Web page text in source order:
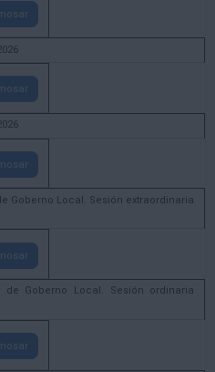
de Goberno Local. Sesión extraordinaria
de Goberno Local. Sesión ordinaria